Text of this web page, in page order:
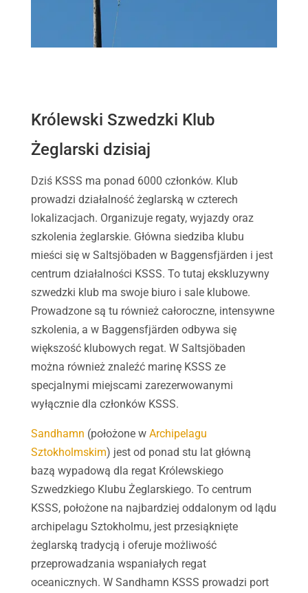
Królewski Szwedzki Klub
Żeglarski dzisiaj
Dziś KSSS ma ponad 6000 członków. Klub
prowadzi działalność żeglarską w czterech
lokalizacjach. Organizuje regaty, wyjazdy oraz
szkolenia żeglarskie. Główna siedziba klubu
mieści się w Saltsjöbaden w Baggensfjärden i jest
centrum działalności KSSS. To tutaj ekskluzywny
szwedzki klub ma swoje biuro i sale klubowe.
Prowadzone są tu również całoroczne, intensywne
szkolenia, a w Baggensfjärden odbywa się
większość klubowych regat. W Saltsjöbaden
można również znaleźć marinę KSSS ze
specjalnymi miejscami zarezerwowanymi
wyłącznie dla członków KSSS.
Sandhamn (położone w Archipelagu
Sztokholmskim) jest od ponad stu lat główną
bazą wypadową dla regat Królewskiego
Szwedzkiego Klubu Żeglarskiego. To centrum
KSSS, położone na najbardziej oddalonym od lądu
archipelagu Sztokholmu, jest przesiąknięte
żeglarską tradycją i oferuje możliwość
przeprowadzania wspaniałych regat
oceanicznych. W Sandhamn KSSS prowadzi port